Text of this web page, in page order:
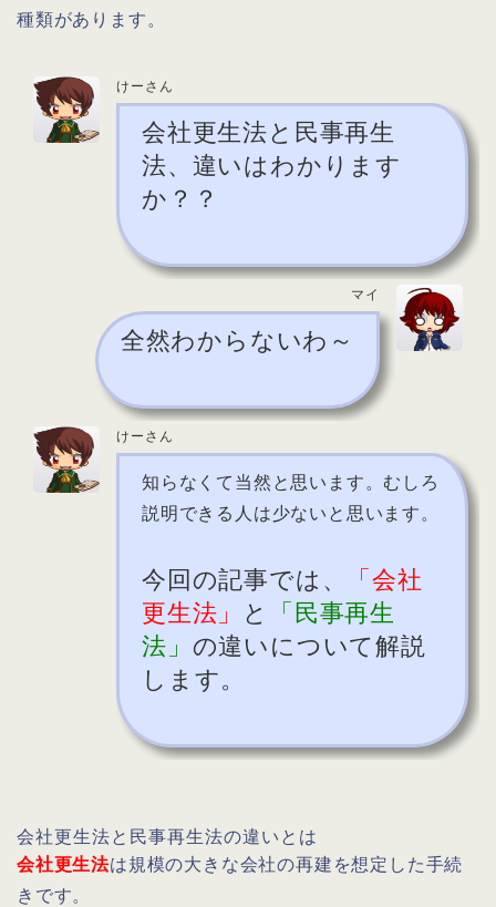
種類があります。
けーさん
会社更生法と民事再生
法、違いはわかります
か？？
マイ
全然わからないわ～
けーさん
知らなくて当然と思います。むしろ
説明できる人は少ないと思います。
今回の記事では、
「会社
更生法」
と
「民事再生
法」 の違いについて解説
します。
会社更生法と民事再生法の違いとは
会社更生法は規模の大きな会社の再建を想定した手続
きです。